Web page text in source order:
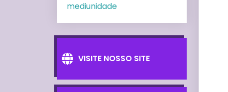
mediunidade
VISITE NOSSO SITE